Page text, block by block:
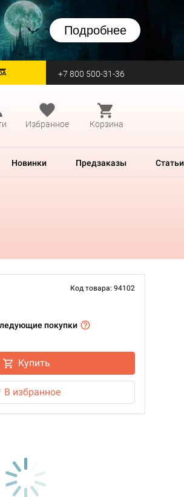
Подробнее
перейти на Zvezda +7 800 500-31-36
Избранное Корзина
Новинки Предзаказы Статьи
Код товара: 94102
покупки
Купить
В избранное